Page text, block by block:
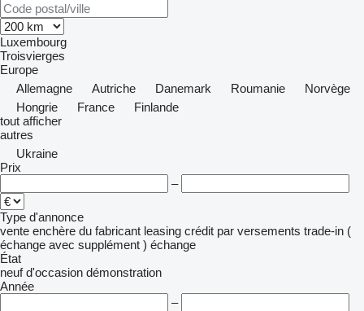
Luxembourg
Troisvierges
Europe
Allemagne
Autriche Danemark Roumanie
Norvège
Hongrie
France
Finlande
tout afficher
autres
Ukraine
Prix
–
Type d'annonce
vente enchère du fabricant leasing crédit par versements trade-in (
échange avec supplément ) échange
État
neuf d'occasion démonstration
Année
–